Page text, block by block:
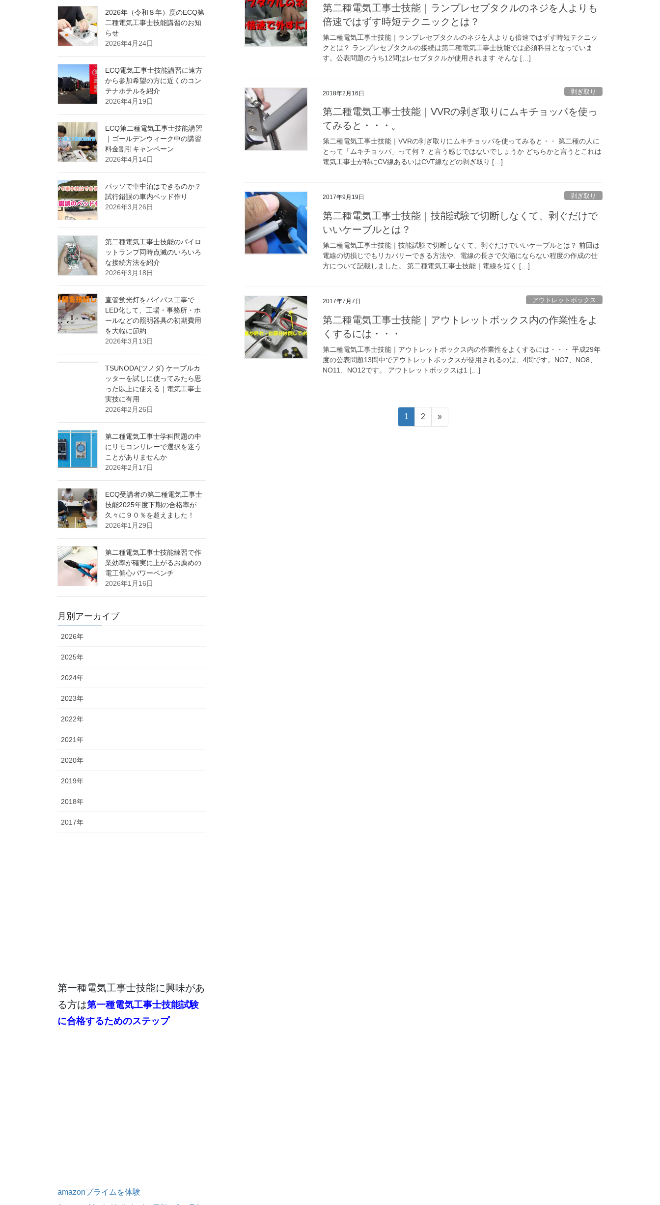
第二種電気工事士技能｜ランプレセプタクルのネジを人よりも
倍速ではずす時短テクニックとは？
第二種電気工事士技能｜ランプレセプタクルのネジを人よりも倍速ではずす時短テクニッ
クとは？ ランプレセプタクルの接続は第二種電気工事士技能では必須科目となっていま
す。公表問題のうち12問はレセプタクルが使用されます そんな […]
2018年2月16日 剥ぎ取り
第二種電気工事士技能｜VVRの剥ぎ取りにムキチョッパを使っ
てみると・・・。
第二種電気工事士技能｜VVRの剥ぎ取りにムキチョッパを使ってみると・・ 第二種の人に
とって「ムキチョッパ」って何？ と言う感じではないでしょうか どちらかと言うとこれは
電気工事士が特にCV線あるいはCVT線などの剥ぎ取り […]
2017年9月19日 剥ぎ取り
第二種電気工事士技能｜技能試験で切断しなくて、剥ぐだけで
いいケーブルとは？
第二種電気工事士技能｜技能試験で切断しなくて、剥ぐだけでいいケーブルとは？ 前回は
電線の切損じでもリカバリーできる方法や、電線の長さで欠陥にならない程度の作成の仕
方について記載しました。 第二種電気工事士技能｜電線を短く […]
2017年7月7日 アウトレットボックス
第二種電気工事士技能｜アウトレットボックス内の作業性をよ
くするには・・・
第二種電気工事士技能｜アウトレットボックス内の作業性をよくするには・・・ 平成29年
度の公表問題13問中でアウトレットボックスが使用されるのは、4問です。NO7、NO8、
NO11、NO12です。 アウトレットボックスは1 […]
固
定
1
固
定
2 »
2026年（令和８年）度のECQ第
二種電気工事士技能講習のお知
らせ
2026年4月24日
ECQ電気工事士技能講習に遠方
から参加希望の方に近くのコン
テナホテルを紹介
2026年4月19日
ECQ第二種電気工事士技能講習
｜ゴールデンウィーク中の講習
料金割引キャンペーン
2026年4月14日
パッソで車中泊はできるのか？
試行錯誤の車内ベッド作り
2026年3月26日
第二種電気工事士技能のパイロ
ットランプ同時点滅のいろいろ
な接続方法を紹介
2026年3月18日
直管蛍光灯をバイパス工事で
LED化して、工場・事務所・ホ
ールなどの照明器具の初期費用
を大幅に節約
2026年3月13日
TSUNODA(ツノダ) ケーブルカ
ッターを試しに使ってみたら思
った以上に使える｜電気工事士
実技に有用
2026年2月26日
第二種電気工事士学科問題の中
にリモコンリレーで選択を迷う
ことがありませんか
2026年2月17日
ECQ受講者の第二種電気工事士
技能2025年度下期の合格率が
久々に９０％を超えました！
2026年1月29日
第二種電気工事士技能練習で作
業効率が確実に上がるお薦めの
電工偏心パワーペンチ
2026年1月16日
月別アーカイブ
2026年
2025年
2024年
2023年
2022年
2021年
2020年
2019年
2018年
2017年
第一種電気工事士技能に興味があ
る方は第一種電気工事士技能試験
に合格するためのステップ
amazonプライムを体験